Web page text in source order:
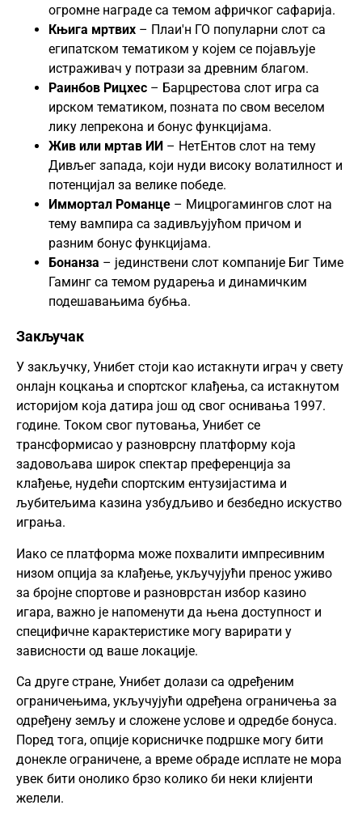
огромне награде са темом афричког сафарија.
Књига мртвих – Плаи'н ГО популарни слот са
египатском тематиком у којем се појављује
истраживач у потрази за древним благом.
Раинбов Рицхес – Барцрестова слот игра са
ирском тематиком, позната по свом веселом
лику лепрекона и бонус функцијама.
Жив или мртав ИИ – НетЕнтов слот на тему
Дивљег запада, који нуди високу волатилност и
потенцијал за велике победе.
Иммортал Романце – Мицрогамингов слот на
тему вампира са задивљујућом причом и
разним бонус функцијама.
Бонанза – јединствени слот компаније Биг Тиме
Гаминг са темом рударења и динамичким
подешавањима бубња.
Закључак
У закључку, Унибет стоји као истакнути играч у свету
онлајн коцкања и спортског клађења, са истакнутом
историјом која датира још од свог оснивања 1997.
године. Током свог путовања, Унибет се
трансформисао у разноврсну платформу која
задовољава широк спектар преференција за
клађење, нудећи спортским ентузијастима и
љубитељима казина узбудљиво и безбедно искуство
играња.
Иако се платформа може похвалити импресивним
низом опција за клађење, укључујући пренос уживо
за бројне спортове и разноврстан избор казино
игара, важно је напоменути да њена доступност и
специфичне карактеристике могу варирати у
зависности од ваше локације.
Са друге стране, Унибет долази са одређеним
ограничењима, укључујући одређена ограничења за
одређену земљу и сложене услове и одредбе бонуса.
Поред тога, опције корисничке подршке могу бити
донекле ограничене, а време обраде исплате не мора
увек бити онолико брзо колико би неки клијенти
желели.